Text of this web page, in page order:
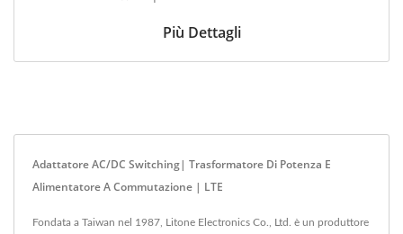
Più Dettagli
Adattatore AC/DC Switching| Trasformatore Di Potenza E
Alimentatore A Commutazione | LTE
Fondata a Taiwan nel 1987, Litone Electronics Co., Ltd. è un produttore